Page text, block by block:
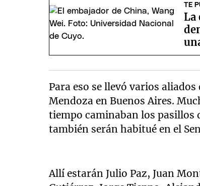
TE
La
Para eso se llevó varios aliados
Mendoza en Buenos Aires.
tiempo caminaban los pasillos
también serán habitué en el
Allí estarán Julio Paz, Juan